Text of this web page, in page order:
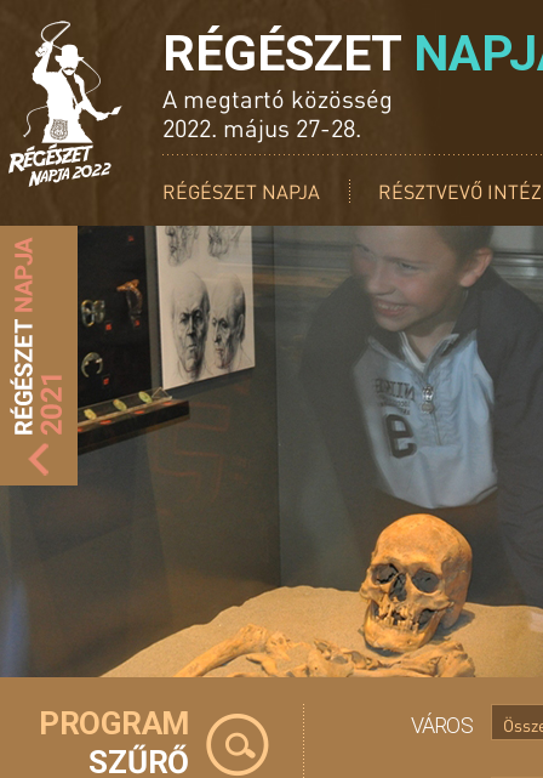
RÉGÉSZET
A megtartó közösség
2022. május 27-28.
RÉGÉSZET NAPJA RÉSZTVEVŐ
PROGRAM
SZŰRŐ
VÁROS